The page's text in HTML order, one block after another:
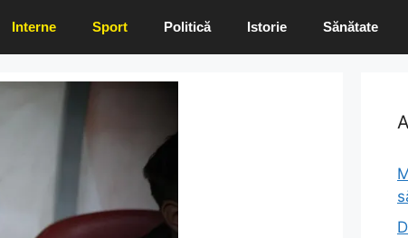
Interne Sport Politică Istorie Sănătate